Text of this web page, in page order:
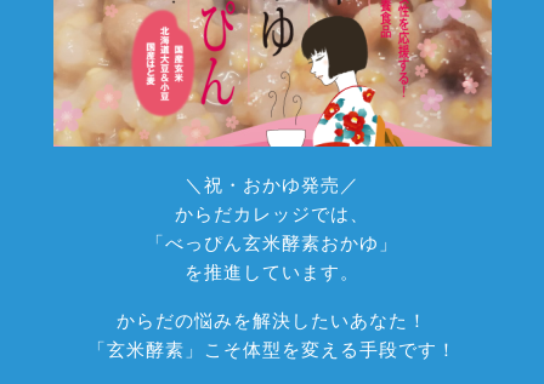
＼祝・おかゆ発売／
からだカレッジでは、
「べっぴん玄米酵素おかゆ」
を推進しています。
からだの悩みを解決したいあなた！
「玄米酵素」こそ体型を変える手段です！